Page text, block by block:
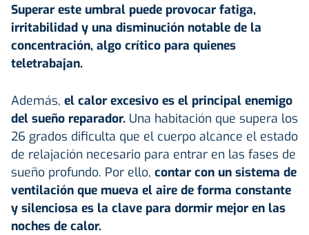
Superar este umbral puede provocar fatiga,
irritabilidad y una disminución notable de la
concentración, algo crítico para quienes
teletrabajan.
Además, el calor excesivo es el principal enemigo
del sueño reparador. Una habitación que supera los
26 grados dificulta que el cuerpo alcance el estado
de relajación necesario para entrar en las fases de
sueño profundo. Por ello, contar con un sistema de
ventilación que mueva el aire de forma constante
y silenciosa es la clave para dormir mejor en las
noches de calor.